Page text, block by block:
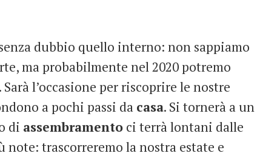
dubbio quello interno: non sappiamo
ma probabilmente nel 2020 potremo
l’occasione per riscoprire le nostre
a pochi passi da casa. Si tornerà a un
di assembramento ci terrà lontani dalle
trascorreremo la nostra estate e